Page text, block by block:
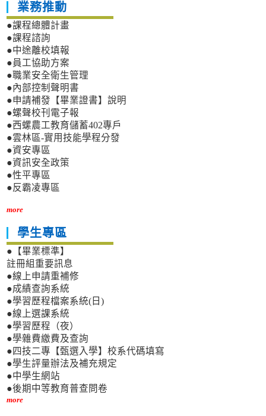
業務推動
●課程總體計畫
●課程諮詢
●中途離校填報
●員工協助方案
●職業安全衛生管理
●內部控制聲明書
●申請補發【畢業證書】說明
●螺聲校刊電子報
●西螺農工教育儲蓄402專戶
●雲林區-實用技能學程分發
●資安專區
●資訊安全政策
●性平專區
●反霸凌專區
more
學生專區
●【畢業標準】
註冊組重要訊息
●線上申請重補修
●成績查詢系統
●學習歷程檔案系統(日)
●線上選課系統
●學習歷程（夜）
●學雜費繳費及查詢
●四技二專【甄選入學】校系代碼填寫
●學生評量辦法及補充規定
●中學生網站
●後期中等教育普查問卷
more